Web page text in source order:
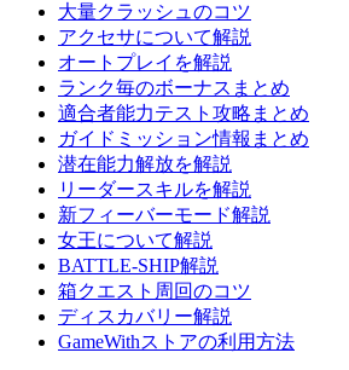
大量クラッシュのコツ
アクセサについて解説
オートプレイを解説
ランク毎のボーナスまとめ
適合者能力テスト攻略まとめ
ガイドミッション情報まとめ
潜在能力解放を解説
リーダースキルを解説
新フィーバーモード解説
女王について解説
BATTLE-SHIP解説
箱クエスト周回のコツ
ディスカバリー解説
GameWithストアの利用方法